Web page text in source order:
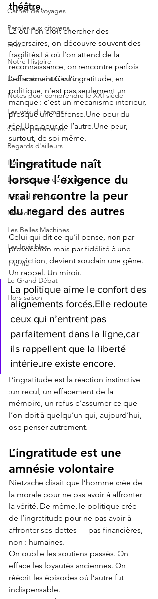
Carnet de voyages
Paroles aux citoyens
Et si...
Notre Histoire
La chambre intérieure
Notes pour comprendre le XXI siècle
Les voix du temps
Cahier partenaires
Regards d'ailleurs
Hors saison
Les Héritages de Carthage
Regard d'Afrique
Météo Logos
Les Belles Machines
Les Invisibles
Thèma
Le Grand Débat
Hors saison
théâtre.
Là où l’on croit chercher des
adversaires, on découvre souvent des
fragilités.Là où l’on attend de la
reconnaissance, on rencontre parfois
l’effacement.Car l’ingratitude, en
politique, n’est pas seulement un
manque : c’est un mécanisme intérieur,
presque une défense.Une peur du
réel.Une peur de l’autre.Une peur,
surtout, de soi-même.
L’ingratitude naît
lorsque l’exigence du
vrai rencontre la peur
du regard des autres
Celui qui dit ce qu’il pense, non par
provocation mais par fidélité à une
conviction, devient soudain une gêne.
Un rappel. Un miroir.
La politique aime le confort des
alignements forcés.Elle redoute
ceux qui n’entrent pas
parfaitement dans la ligne,car
ils rappellent que la liberté
intérieure existe encore.
L’ingratitude est la réaction instinctive
:un recul, un effacement de la
mémoire, un refus d’assumer ce que
l’on doit à quelqu’un qui, aujourd’hui,
ose penser autrement.
L’ingratitude est une
amnésie volontaire
Nietzsche disait que l’homme crée de
la morale pour ne pas avoir à affronter
la vérité. De même, le politique crée
de l’ingratitude pour ne pas avoir à
affronter ses dettes — pas financières,
non : humaines.
On oublie les soutiens passés. On
efface les loyautés anciennes. On
réécrit les épisodes où l’autre fut
indispensable.